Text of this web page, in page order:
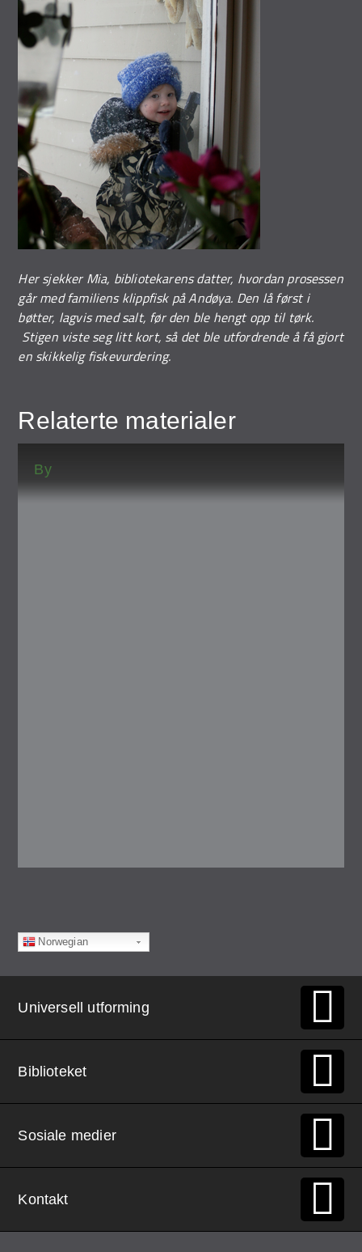
Her sjekker Mia, bibliotekarens datter, hvordan prosessen
går med familiens klippfisk på Andøya. Den lå først i
bøtter, lagvis med salt, før den ble hengt opp til tørk.
Stigen viste seg litt kort, så det ble utfordrende å få gjort
en skikkelig fiskevurdering.
Relaterte materialer
By
Norwegian
Universell utforming
Biblioteket
Sosiale medier
Kontakt